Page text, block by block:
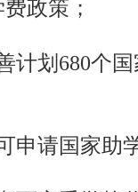
政策；
划680个
申请国家助